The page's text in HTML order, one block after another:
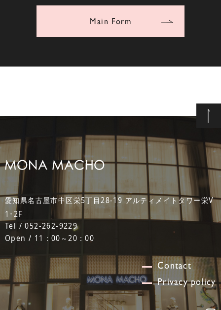
Main Form
愛知県名古屋市中区栄5丁目28-19 アルティメイトタワー栄V
1･2F
Tel / 052-262-9229
Open / 11：00～20：00
Contact
Privacy policy